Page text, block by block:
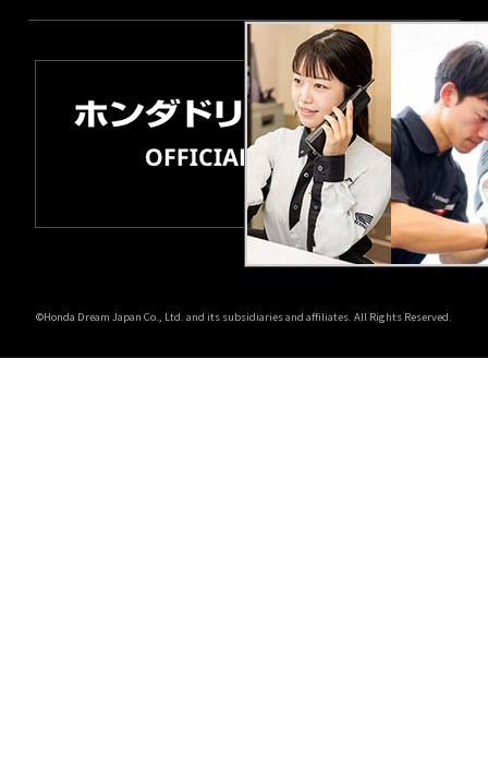
©Honda Dream Japan Co., Ltd. and its subsidiaries and affiliates. All Rights Reserved.